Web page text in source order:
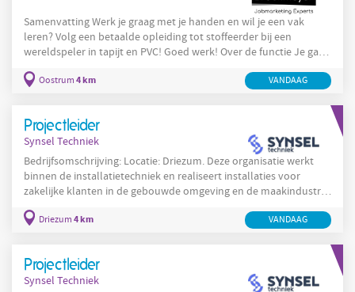
Samenvatting Werk je graag met je handen en wil je een vak
leren? Volg een betaalde opleiding tot stoffeerder bij een
wereldspeler in tapijt en PVC! Goed werk! Over de functie Je gaat
Tijdens je werk word je begeleid door een ervaren leermeester
professionele opleiding in Frankrijk te
Oostrum 4 km VANDAAG
Projectleider
Synsel Techniek
Bedrijfsomschrijving: Locatie: Driezum. Deze organisatie werkt
binnen de installatietechniek en realiseert installaties voor
zakelijke klanten in de gebouwde omgeving en de maakindustrie.
De organisatie biedt afwisselende projecten en een informele,
collegiale sfeer waarin medewerkers worden gestimuleerd zich te
doen ervaring op bij zowel kleine als
Driezum 4 km VANDAAG
Projectleider
Synsel Techniek